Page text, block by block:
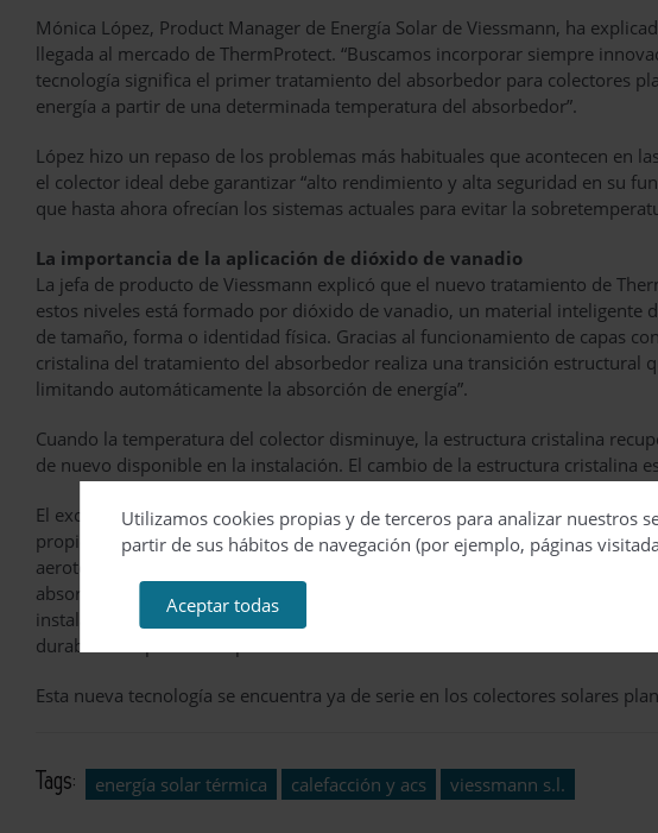
Mónica López, Product Manager de Energía Solar de Viessmann, ha
llegada al mercado de ThermProtect. “Buscamos incorporar siempre
tecnología significa el primer tratamiento del absorbedor para colectores
energía a partir de una determinada temperatura del absorbedor”.
López hizo un repaso de los problemas más habituales que acontecen en
el colector ideal debe garantizar “alto rendimiento y alta seguridad en su
que hasta ahora ofrecían los sistemas actuales para evitar la
La importancia de la aplicación de dióxido de vanadio
La jefa de producto de Viessmann explicó que el nuevo tratamiento de
estos niveles está formado por dióxido de vanadio, un material inteligente
de tamaño, forma o identidad física. Gracias al funcionamiento de capas
cristalina del tratamiento del absorbedor realiza una transición estructural
limitando automáticamente la absorción de energía”.
Cuando la temperatura del colector disminuye, la estructura cristalina
de nuevo disponible en la instalación. El cambio de la estructura cristalina
El exceso de energía no requerida durante períodos de falta de demanda
propios del sobrecalentamiento y la formación de vapor se evitan de forma
aerotermos ni vaciados de los circuitos. Este proceso es inherente a las
absorbedor y se produce, por tanto, totalmente independiente de la
instalación solar con ThermProtect es completamente segura por sí misma
durabilidad operativa superior a la de los sistemas solares convencionales.
Esta nueva tecnología se encuentra ya de serie en los colectores solares
Tags: energía solar térmica calefacción y acs viessmann s.l.
Utilizamos cookies propias y de terceros para analizar nuestros
partir de sus hábitos de navegación (por ejemplo, páginas
Aceptar todas